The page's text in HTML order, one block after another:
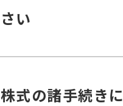
さい
株式の諸手続き